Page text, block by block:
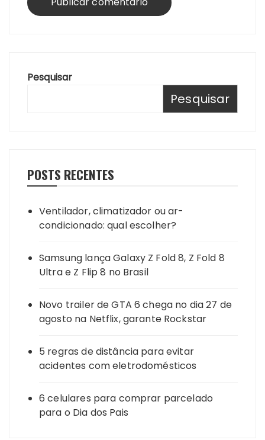
Pesquisar
Pesquisar
POSTS RECENTES
Ventilador, climatizador ou ar-
condicionado: qual escolher?
Samsung lança Galaxy Z Fold 8, Z Fold 8
Ultra e Z Flip 8 no Brasil
Novo trailer de GTA 6 chega no dia 27 de
agosto na Netflix, garante Rockstar
5 regras de distância para evitar
acidentes com eletrodomésticos
6 celulares para comprar parcelado
para o Dia dos Pais